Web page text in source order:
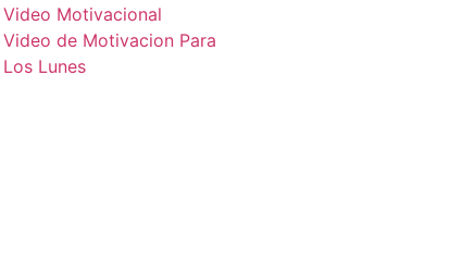
Video Motivacional
Video de Motivacion Para
Los Lunes